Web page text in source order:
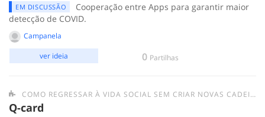
EM DISCUSSÃO
Cooperação entre Apps para garantir maior
detecção de COVID.
Campanela
0 Partilhas
ver ideia
COMO REGRESSAR À VIDA SOCIAL SEM CRIAR NOVAS CADEIAS DE TRANSMISSÃO DO COVID-19?
Q-card